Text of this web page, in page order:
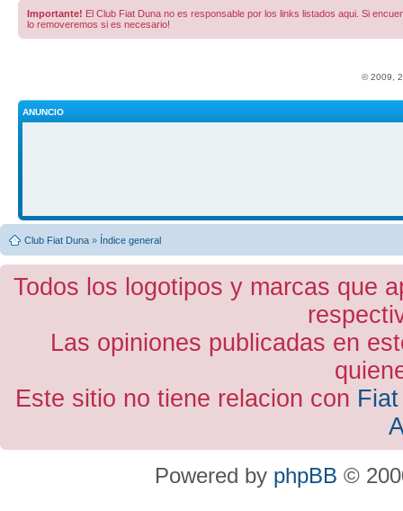
Importante! El Club Fiat Duna no es responsable por los links listados aqui. Si
lo removeremos si es necesario!
© 2009,
ANUNCIO
Club Fiat Duna » Índice general
Todos los logotipos y marcas que
Las opiniones publicadas en
Este sitio no tiene relacion con
Powered by phpBB ©